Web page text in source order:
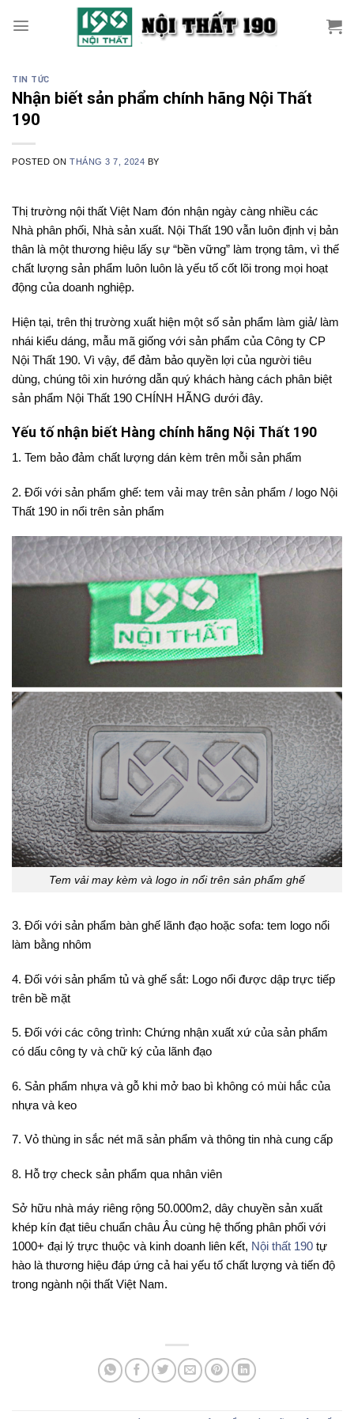
TIN TỨC
Nhận biết sản phẩm chính hãng Nội Thất
190
POSTED ONTHÁNG 3 7, 2024 BY
Thị trường nội thất Việt Nam đón nhận ngày càng nhiều các
Nhà phân phối, Nhà sản xuất. Nội Thất 190 vẫn luôn định vị bản
thân là một thương hiệu lấy sự “bền vững” làm trọng tâm, vì thế
chất lượng sản phẩm luôn luôn là yếu tố cốt lõi trong mọi hoạt
động của doanh nghiệp.
Hiện tại, trên thị trường xuất hiện một số sản phẩm làm giả/ làm
nhái kiểu dáng, mẫu mã giống với sản phẩm của Công ty CP
Nội Thất 190. Vì vậy, để đảm bảo quyền lợi của người tiêu
dùng, chúng tôi xin hướng dẫn quý khách hàng cách phân biệt
sản phẩm Nội Thất 190 CHÍNH HÃNG dưới đây.
Yếu tố nhận biết Hàng chính hãng Nội Thất 190
1. Tem bảo đảm chất lượng dán kèm trên mỗi sản phẩm
2. Đối với sản phẩm ghế: tem vải may trên sản phẩm / logo Nội
Thất 190 in nổi trên sản phẩm
Tem vải may kèm và logo in nổi trên sản phẩm ghế
3. Đối với sản phẩm bàn ghế lãnh đạo hoặc sofa: tem logo nổi
làm bằng nhôm
4. Đối với sản phẩm tủ và ghế sắt: Logo nổi được dập trực tiếp
trên bề mặt
5. Đối với các công trình: Chứng nhận xuất xứ của sản phẩm
có dấu công ty và chữ ký của lãnh đạo
6. Sản phẩm nhựa và gỗ khi mở bao bì không có mùi hắc của
nhựa và keo
7. Vỏ thùng in sắc nét mã sản phẩm và thông tin nhà cung cấp
8. Hỗ trợ check sản phẩm qua nhân viên
Sở hữu nhà máy riêng rộng 50.000m2, dây chuyền sản xuất
khép kín đạt tiêu chuẩn châu Âu cùng hệ thống phân phối với
1000+ đại lý trực thuộc và kinh doanh liên kết, Nội thất 190 tự
hào là thương hiệu đáp ứng cả hai yếu tố chất lượng và tiến độ
trong ngành nội thất Việt Nam.